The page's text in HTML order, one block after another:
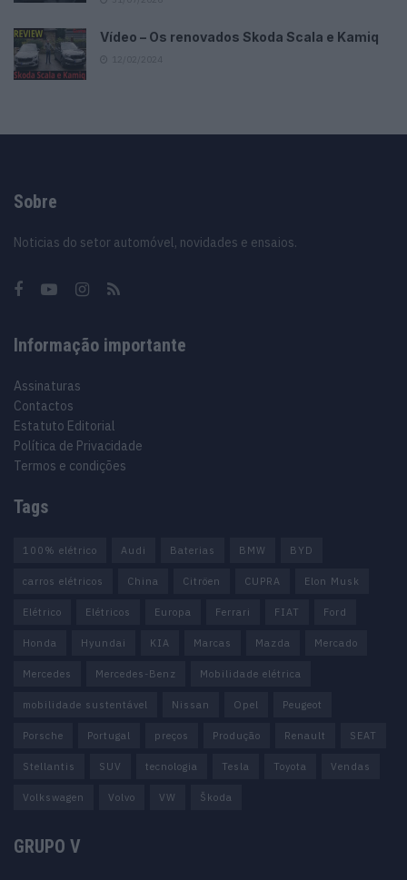
Vídeo – Os renovados Skoda Scala e Kamiq
Sobre
Noticias do setor automóvel, novidades e ensaios.
Informação importante
Assinaturas
Contactos
Estatuto Editorial
Política de Privacidade
Termos e condições
Tags
100% elétrico Audi Baterias BMW BYD
carros elétricos China Citröen CUPRA Elon Musk
Elétrico Elétricos Europa Ferrari FIAT Ford
Honda Hyundai KIA Marcas Mazda Mercado
Mercedes Mercedes-Benz Mobilidade elétrica
mobilidade sustentável Nissan Opel Peugeot
Porsche Portugal preços Produção Renault SEAT
Stellantis SUV tecnologia Tesla Toyota Vendas
Volkswagen Volvo VW Škoda
GRUPO V